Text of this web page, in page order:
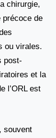
chirurgie,
précoce de
ou virales.
post-
et la
l’ORL est
souvent